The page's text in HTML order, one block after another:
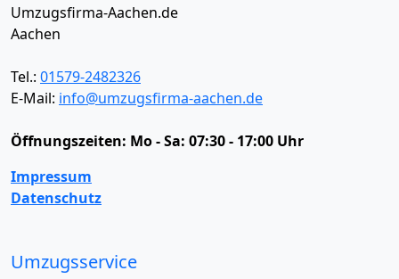
Umzugsfirma-Aachen.de
Aachen
Tel.: 01579-2482326
E-Mail: info@umzugsfirma-aachen.de
Öffnungszeiten: Mo - Sa: 07:30 - 17:00 Uhr
Impressum
Datenschutz
Umzugsservice